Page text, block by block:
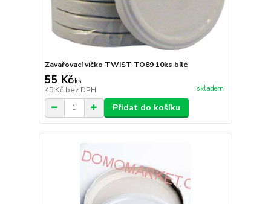
Zavařovací víčko TWIST TO89 10ks bílé
55 Kč/ks
45 Kč bez DPH skladem
Přidat do košíku